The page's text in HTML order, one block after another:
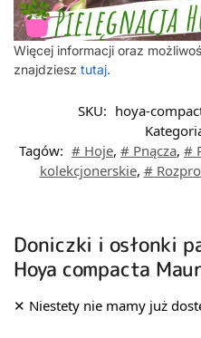
Więcej informacji oraz
znajdziesz tutaj.
SKU: hoya-
Tagów: # Hoje, # Pnącza, #
kolekcjonerskie, #
Doniczki i osłonki
Hoya compacta